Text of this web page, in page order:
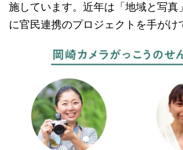
施しています。近年は「地域と写真
に官民連携のプロジェクトを手がけ